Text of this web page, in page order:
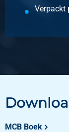
2420-0210-1415
Rundrohr
Wählen Sie
Artikelnummer
Verpackt
MCB Boek